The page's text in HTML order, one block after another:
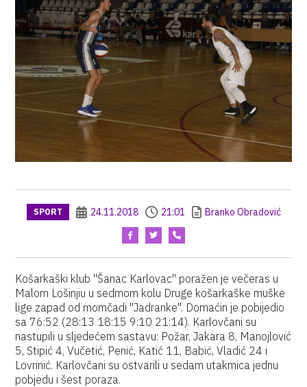
SPORT 24.11.2018 21:01 Branko Obradović
Košarkaški klub "Šanac Karlovac" poražen je večeras u
Malom Lošinjiu u sedmom kolu Druge košarkaške muške
lige zapad od momčadi "Jadranke". Domaćin je pobijedio
sa 76:52 (28:13 18:15 9:10 21:14). Karlovčani su
nastupili u sljedećem sastavu: Požar, Jakara 8, Manojlović
5, Stipić 4, Vučetić, Penić, Katić 11, Babić, Vladić 24 i
Lovrinić. Karlovčani su ostvarili u sedam utakmica jednu
pobjedu i šest poraza.